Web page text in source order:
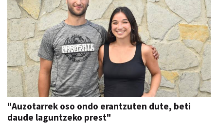
"Auzotarrek oso ondo erantzuten dute, beti
daude laguntzeko prest"